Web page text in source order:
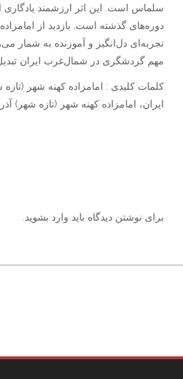
سلماس است. این اثر ارزشمند یادگاری
دوره‌های گذشته است. بازدید از
تجربه‌ای دل‌انگیز و آموزنده به شمار
مهم گردشگری در شمال‌غرب ایران
کلمات کلیدی : امامزاده کهنه شهر
ایران، امامزاده کهنه شهر (تازه شهر)
برای نوشتن دیدگاه باید وارد بشوید